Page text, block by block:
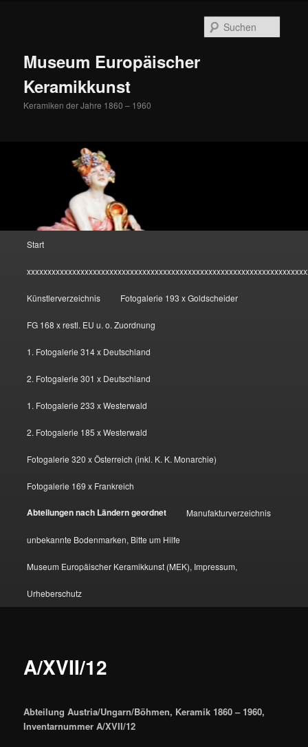
Museum Europäischer
Keramikkunst
Keramiken der Jahre 1860 – 1960
Start
Künstlerverzeichnis Fotogalerie 193 x Goldscheider
FG 168 x restl. EU u. o. Zuordnung
1. Fotogalerie 314 x Deutschland
2. Fotogalerie 301 x Deutschland
1. Fotogalerie 233 x Westerwald
2. Fotogalerie 185 x Westerwald
Fotogalerie 320 x Österreich (inkl. K. K. Monarchie)
Fotogalerie 169 x Frankreich
Abteilungen nach Ländern geordnet Manufakturverzeichnis
unbekannte Bodenmarken, Bitte um Hilfe
Museum Europäischer Keramikkunst (MEK), Impressum,
Urheberschutz
A/XVII/12
Abteilung Austria/Ungarn/Böhmen, Keramik 1860 – 1960,
Inventarnummer A/XVII/12